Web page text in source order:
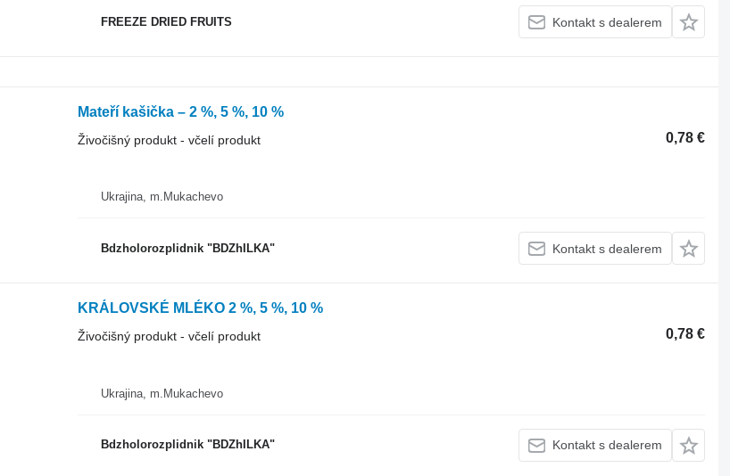
FREEZE DRIED FRUITS Kontakt s dealerem
Mateří kašička – 2 %, 5 %, 10 %
0,78 €
Živočišný produkt - včelí produkt
Ukrajina, m.Mukachevo
Bdzholorozplidnik "BDZhILKA" Kontakt s dealerem
KRÁLOVSKÉ MLÉKO 2 %, 5 %, 10 %
0,78 €
Živočišný produkt - včelí produkt
Ukrajina, m.Mukachevo
Bdzholorozplidnik "BDZhILKA" Kontakt s dealerem